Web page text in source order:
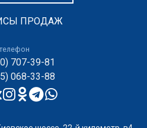
ПРОДАЖ
707-39-81
068-33-88